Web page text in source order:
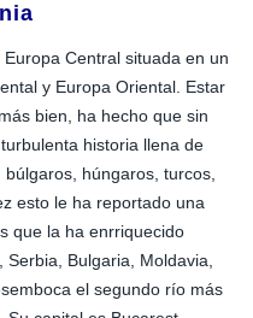
Central situada en un
y Europa Oriental. Estar
bien, ha hecho que sin
historia llena de
húngaros, turcos,
esto le ha reportado una
que la ha enrriquecido
Bulgaria, Moldavia,
el segundo río más